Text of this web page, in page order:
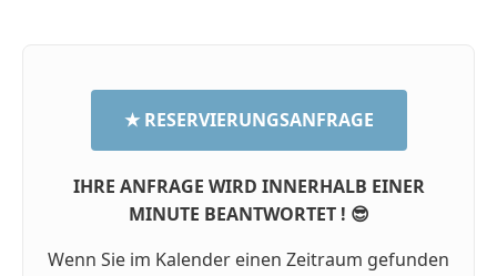
★ RESERVIERUNGSANFRAGE
IHRE ANFRAGE WIRD INNERHALB EINER
MINUTE BEANTWORTET ! 😎
Wenn Sie im Kalender einen Zeitraum gefunden